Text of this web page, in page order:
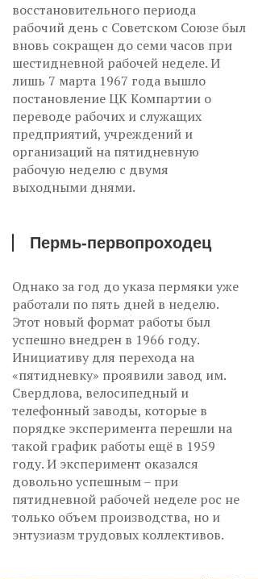
восстановительного периода
рабочий день с Советском Союзе был
вновь сокращен до семи часов при
шестидневной рабочей неделе. И
лишь 7 марта 1967 года вышло
постановление ЦК Компартии о
переводе рабочих и служащих
предприятий, учреждений и
организаций на пятидневную
рабочую неделю с двумя
выходными днями.
Пермь-первопроходец
Однако за год до указа пермяки уже
работали по пять дней в неделю.
Этот новый формат работы был
успешно внедрен в 1966 году.
Инициативу для перехода на
«пятидневку» проявили завод им.
Свердлова, велосипедный и
телефонный заводы, которые в
порядке эксперимента перешли на
такой график работы ещё в 1959
году. И эксперимент оказался
довольно успешным – при
пятидневной рабочей неделе рос не
только объем производства, но и
энтузиазм трудовых коллективов.